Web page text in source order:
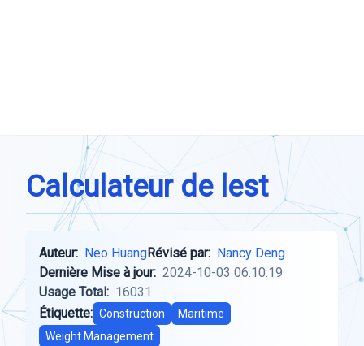
Calculateur de lest
Auteur: Neo HuangRévisé par: Nancy Deng
Dernière Mise à jour: 2024-10-03 06:10:19
Usage Total: 16031
Étiquette: Construction
Maritime
Weight Management